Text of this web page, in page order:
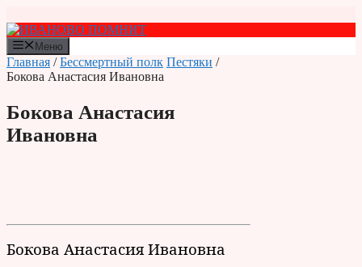
к
содержимому
Меню
Главная /Бессмертный полк Пестяки /
Бокова Анастасия Ивановна
Бокова Анастасия
Ивановна
Бокова Анастасия Ивановна